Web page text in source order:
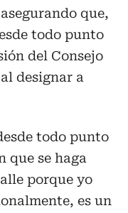
que,
todo punto
del Consejo
designar a
todo punto
que se haga
porque yo
es un